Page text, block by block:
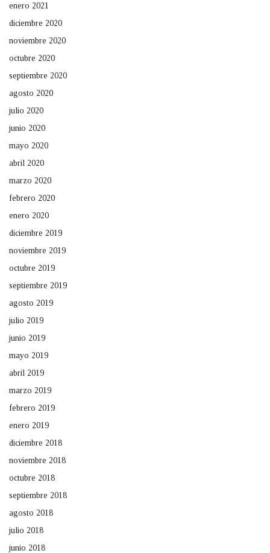
enero 2021
diciembre 2020
noviembre 2020
octubre 2020
septiembre 2020
agosto 2020
julio 2020
junio 2020
mayo 2020
abril 2020
marzo 2020
febrero 2020
enero 2020
diciembre 2019
noviembre 2019
octubre 2019
septiembre 2019
agosto 2019
julio 2019
junio 2019
mayo 2019
abril 2019
marzo 2019
febrero 2019
enero 2019
diciembre 2018
noviembre 2018
octubre 2018
septiembre 2018
agosto 2018
julio 2018
junio 2018